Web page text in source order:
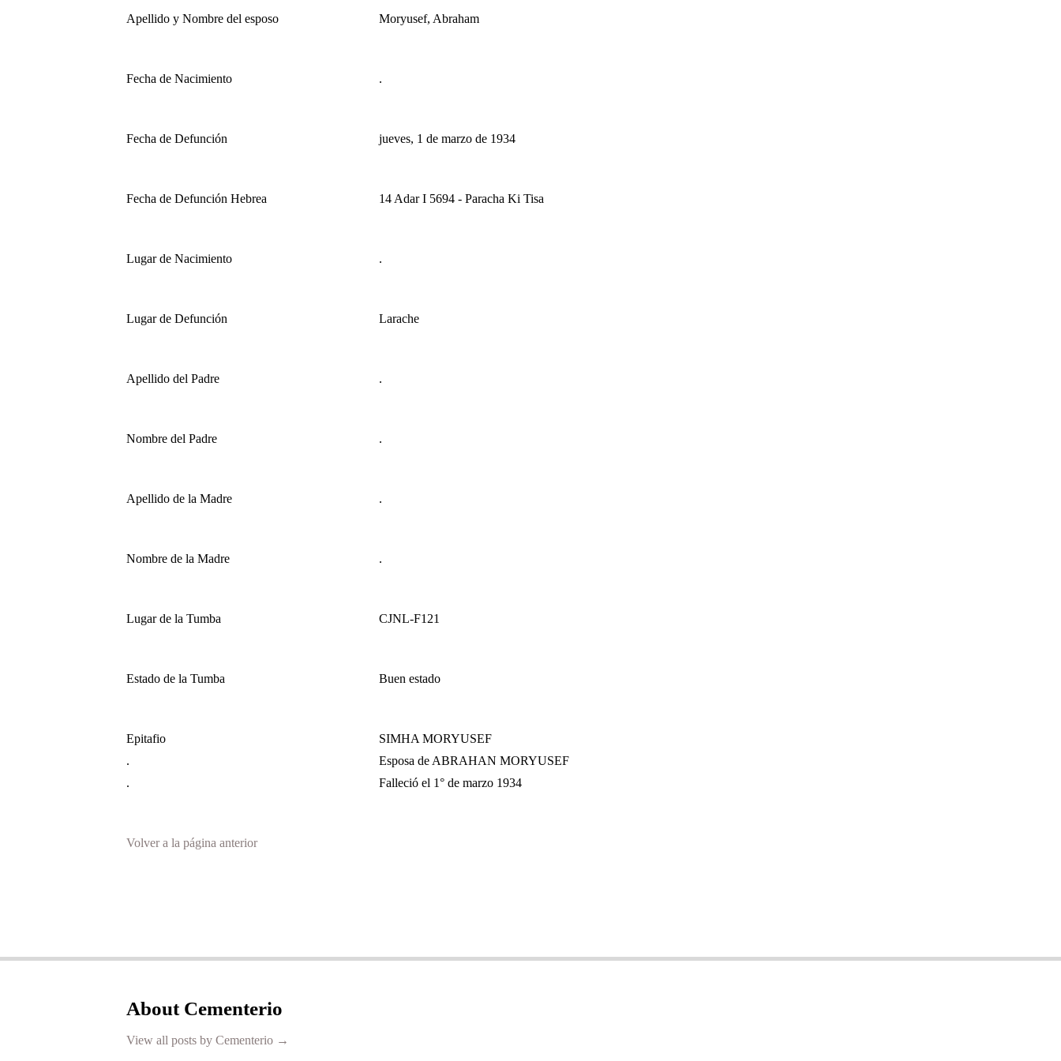
Apellido y Nombre del esposo Moryusef, Abraham
Fecha de Nacimiento .
Fecha de Defunción jueves, 1 de marzo de 1934
Fecha de Defunción Hebrea 14 Adar I 5694 - Paracha Ki Tisa
Lugar de Nacimiento .
Lugar de Defunción Larache
Apellido del Padre .
Nombre del Padre .
Apellido de la Madre .
Nombre de la Madre .
Lugar de la Tumba CJNL-F121
Estado de la Tumba Buen estado
Epitafio
SIMHA MORYUSEF
.
Esposa de ABRAHAN MORYUSEF
.
Falleció el 1° de marzo 1934
Volver a la página anterior
About Cementerio
View all posts by Cementerio →